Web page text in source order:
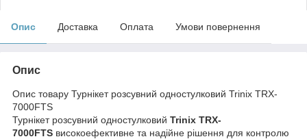
Опис Доставка Оплата Умови повернення
Опис
Опис товару Турнікет розсувний одностулковий Trinix TRX-
7000FTS
Турнікет розсувний одностулковий Trinix TRX-
7000FTS високоефективне та надійне рішення для контролю